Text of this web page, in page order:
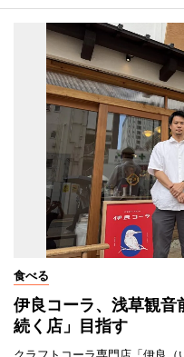
食べる
伊良コーラ、浅草観
続く店」目指す